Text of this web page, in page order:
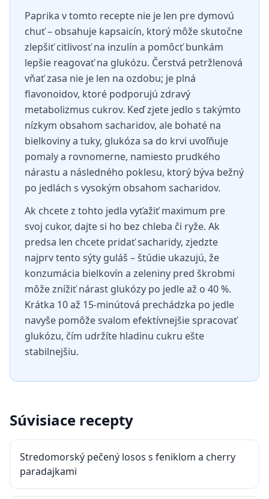
Paprika v tomto recepte nie je len pre dymovú
chuť – obsahuje kapsaicín, ktorý môže skutočne
zlepšiť citlivosť na inzulín a pomôcť bunkám
lepšie reagovať na glukózu. Čerstvá petržlenová
vňať zasa nie je len na ozdobu; je plná
flavonoidov, ktoré podporujú zdravý
metabolizmus cukrov. Keď zjete jedlo s takýmto
nízkym obsahom sacharidov, ale bohaté na
bielkoviny a tuky, glukóza sa do krvi uvoľňuje
pomaly a rovnomerne, namiesto prudkého
nárastu a následného poklesu, ktorý býva bežný
po jedlách s vysokým obsahom sacharidov.
Ak chcete z tohto jedla vyťažiť maximum pre
svoj cukor, dajte si ho bez chleba či ryže. Ak
predsa len chcete pridať sacharidy, zjedzte
najprv tento sýty guláš – štúdie ukazujú, že
konzumácia bielkovín a zeleniny pred škrobmi
môže znížiť nárast glukózy po jedle až o 40 %.
Krátka 10 až 15-minútová prechádzka po jedle
navyše pomôže svalom efektívnejšie spracovať
glukózu, čím udržíte hladinu cukru ešte
stabilnejšiu.
Súvisiace recepty
Stredomorský pečený losos s feniklom a cherry
paradajkami